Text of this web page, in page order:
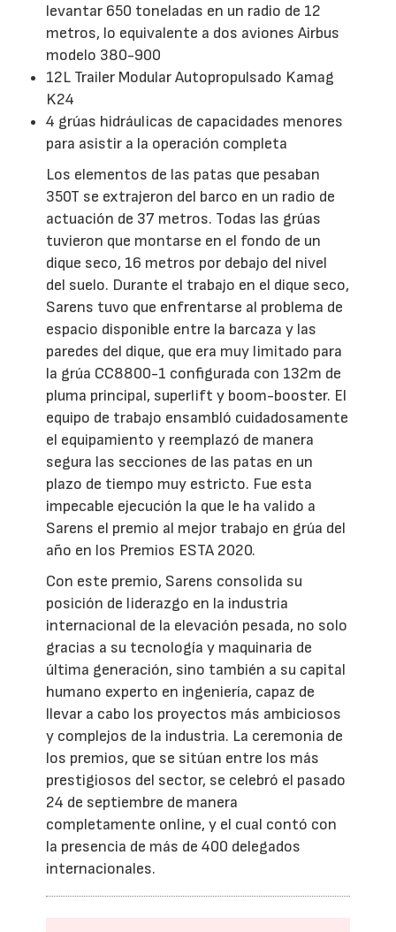
levantar 650 toneladas en un radio de 12
metros, lo equivalente a dos aviones Airbus
modelo 380-900
12L Trailer Modular Autopropulsado Kamag
K24
4 grúas hidráulicas de capacidades menores
para asistir a la operación completa
Los elementos de las patas que pesaban
350T se extrajeron del barco en un radio de
actuación de 37 metros. Todas las grúas
tuvieron que montarse en el fondo de un
dique seco, 16 metros por debajo del nivel
del suelo. Durante el trabajo en el dique seco,
Sarens tuvo que enfrentarse al problema de
espacio disponible entre la barcaza y las
paredes del dique, que era muy limitado para
la grúa CC8800-1 configurada con 132m de
pluma principal, superlift y boom-booster. El
equipo de trabajo ensambló cuidadosamente
el equipamiento y reemplazó de manera
segura las secciones de las patas en un
plazo de tiempo muy estricto. Fue esta
impecable ejecución la que le ha valido a
Sarens el premio al mejor trabajo en grúa del
año en los Premios ESTA 2020.
Con este premio, Sarens consolida su
posición de liderazgo en la industria
internacional de la elevación pesada, no solo
gracias a su tecnología y maquinaria de
última generación, sino también a su capital
humano experto en ingeniería, capaz de
llevar a cabo los proyectos más ambiciosos
y complejos de la industria. La ceremonia de
los premios, que se sitúan entre los más
prestigiosos del sector, se celebró el pasado
24 de septiembre de manera
completamente online, y el cual contó con
la presencia de más de 400 delegados
internacionales.